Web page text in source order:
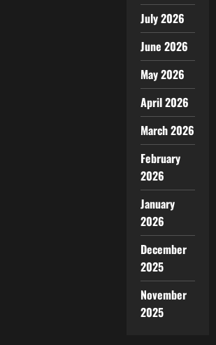
July 2026
June 2026
May 2026
April 2026
March 2026
February
2026
January
2026
December
2025
November
2025